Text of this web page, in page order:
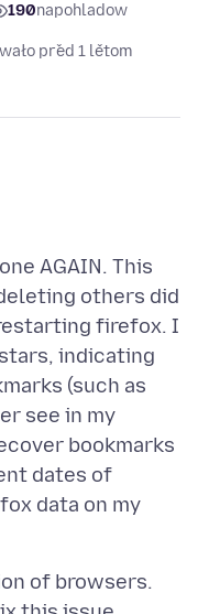
190napohladow
před 1 lětom
AGAIN. This
others did
firefox. I
indicating
(such as
see in my
bookmarks
dates of
data on my
of browsers.